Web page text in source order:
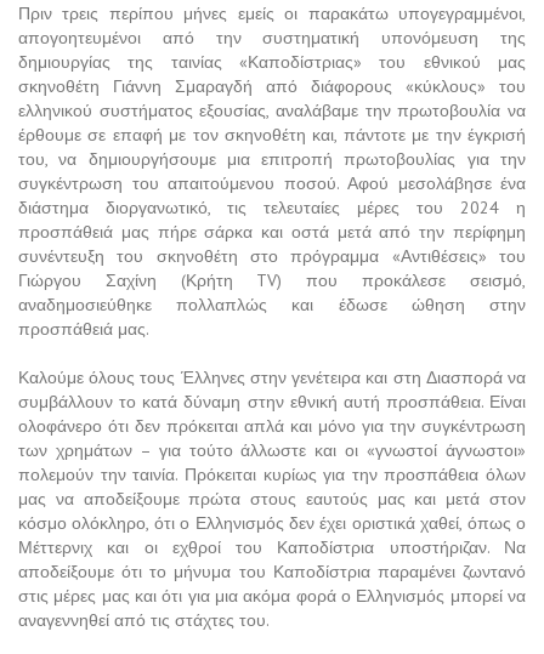
Πριν τρεις περίπου μήνες εμείς οι παρακάτω υπογεγραμμένοι,
απογοητευμένοι από την συστηματική υπονόμευση της
δημιουργίας της ταινίας «Καποδίστριας» του εθνικού μας
σκηνοθέτη Γιάννη Σμαραγδή από διάφορους «κύκλους» του
ελληνικού συστήματος εξουσίας, αναλάβαμε την πρωτοβουλία να
έρθουμε σε επαφή με τον σκηνοθέτη και, πάντοτε με την έγκρισή
του, να δημιουργήσουμε μια επιτροπή πρωτοβουλίας για την
συγκέντρωση του απαιτούμενου ποσού. Αφού μεσολάβησε ένα
διάστημα διοργανωτικό, τις τελευταίες μέρες του 2024 η
προσπάθειά μας πήρε σάρκα και οστά μετά από την περίφημη
συνέντευξη του σκηνοθέτη στο πρόγραμμα «Αντιθέσεις» του
Γιώργου Σαχίνη (Κρήτη TV) που προκάλεσε σεισμό,
αναδημοσιεύθηκε πολλαπλώς και έδωσε ώθηση στην
προσπάθειά μας.
Καλούμε όλους τους Έλληνες στην γενέτειρα και στη Διασπορά να
συμβάλλουν το κατά δύναμη στην εθνική αυτή προσπάθεια. Είναι
ολοφάνερο ότι δεν πρόκειται απλά και μόνο για την συγκέντρωση
των χρημάτων – για τούτο άλλωστε και οι «γνωστοί άγνωστοι»
πολεμούν την ταινία. Πρόκειται κυρίως για την προσπάθεια όλων
μας να αποδείξουμε πρώτα στους εαυτούς μας και μετά στον
κόσμο ολόκληρο, ότι ο Ελληνισμός δεν έχει οριστικά χαθεί, όπως ο
Μέττερνιχ και οι εχθροί του Καποδίστρια υποστήριζαν. Να
αποδείξουμε ότι το μήνυμα του Καποδίστρια παραμένει ζωντανό
στις μέρες μας και ότι για μια ακόμα φορά ο Ελληνισμός μπορεί να
αναγεννηθεί από τις στάχτες του.